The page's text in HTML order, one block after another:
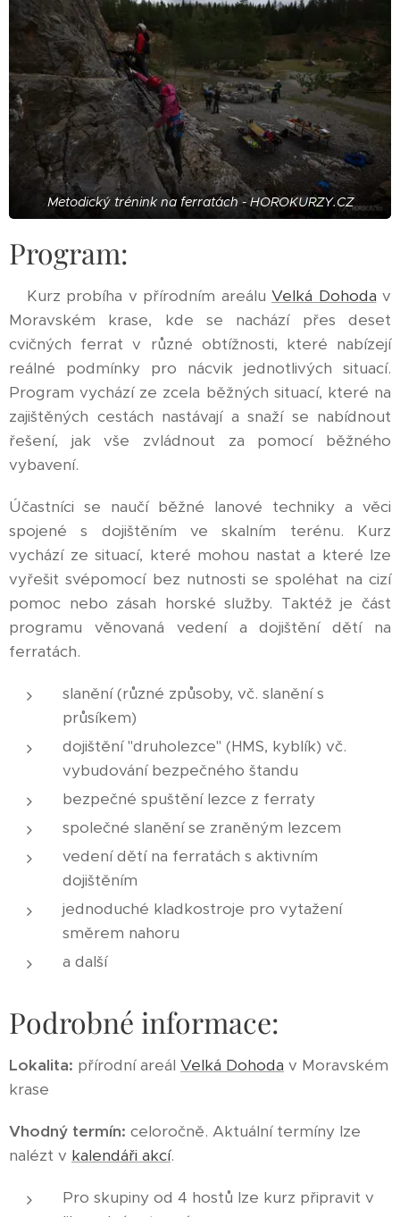
Metodický trénink na ferratách - HOROKURZY.CZ
Program:
Kurz probíha v přírodním areálu Velká Dohoda v
Moravském krase, kde se nachází přes deset
cvičných ferrat v různé obtížnosti, které nabízejí
reálné podmínky pro nácvik jednotlivých situací.
Program vychází ze zcela běžných situací, které na
zajištěných cestách nastávají a snaží se nabídnout
řešení, jak vše zvládnout za pomocí běžného
vybavení.
Účastníci se naučí běžné lanové techniky a věci
spojené s dojištěním ve skalním terénu. Kurz
vychází ze situací, které mohou nastat a které lze
vyřešit svépomocí bez nutnosti se spoléhat na cizí
pomoc nebo zásah horské služby. Taktéž je část
programu věnovaná vedení a dojištění dětí na
ferratách.
slanění (různé způsoby, vč. slanění s
průsíkem)
dojištění "druholezce" (HMS, kyblík) vč.
vybudování bezpečného štandu
bezpečné spuštění lezce z ferraty
společné slanění se zraněným lezcem
vedení dětí na ferratách s aktivním
dojištěním
jednoduché kladkostroje pro vytažení
směrem nahoru
a další
Podrobné informace:
Lokalita: přírodní areál Velká Dohoda v Moravském
krase
Vhodný termín: celoročně. Aktuální termíny lze
nalézt v kalendáři akcí.
Pro skupiny od 4 hostů lze kurz připravit v